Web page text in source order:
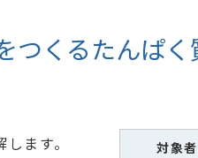
つくるたんぱ
ます。 対象者